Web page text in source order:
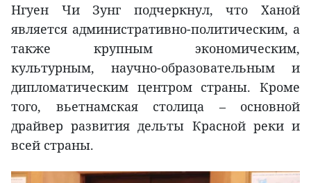
Нгуен Чи Зунг подчеркнул, что Ханой
является административно-политическим, а
также крупным экономическим,
культурным, научно-образовательным и
дипломатическим центром страны. Кроме
того, вьетнамская столица – основной
драйвер развития дельты Красной реки и
всей страны.